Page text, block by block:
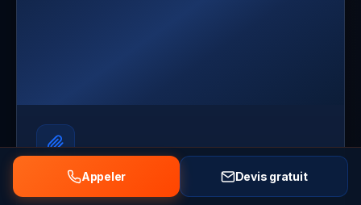
Recherche de fuite
Appeler Devis gratuit